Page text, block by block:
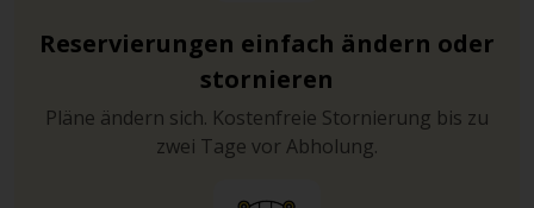
Reservierungen einfach ändern oder
stornieren
Pläne ändern sich. Kostenfreie Stornierung bis zu
zwei Tage vor Abholung.